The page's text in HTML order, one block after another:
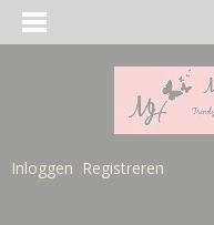
Inloggen Registreren